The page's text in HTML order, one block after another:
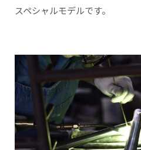
スペシャルモデルです。